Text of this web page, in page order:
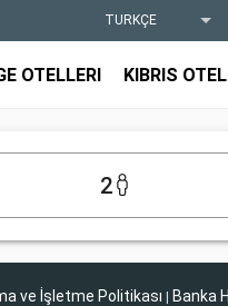
TÜRKÇE
OTELLERI KIBRIS
2
ve İşletme Politikası | Banka